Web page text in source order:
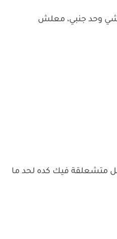
وحد جنبي، معلش
متشعلقة فيك كده لحد ما